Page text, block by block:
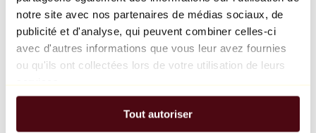
notre site avec nos partenaires de médias sociaux, de
publicité et d'analyse, qui peuvent combiner celles-ci
avec d'autres informations que vous leur avez fournies
ou qu'ils ont collectées lors de votre utilisation de leurs
Tout autoriser
Balloon Dog (Orange)
Jeff Koons
10 000 €
Parcourir